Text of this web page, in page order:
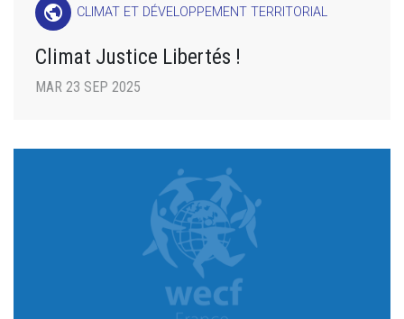
public CLIMAT ET DÉVELOPPEMENT TERRITORIAL
Climat Justice Libertés !
MAR 23 SEP 2025